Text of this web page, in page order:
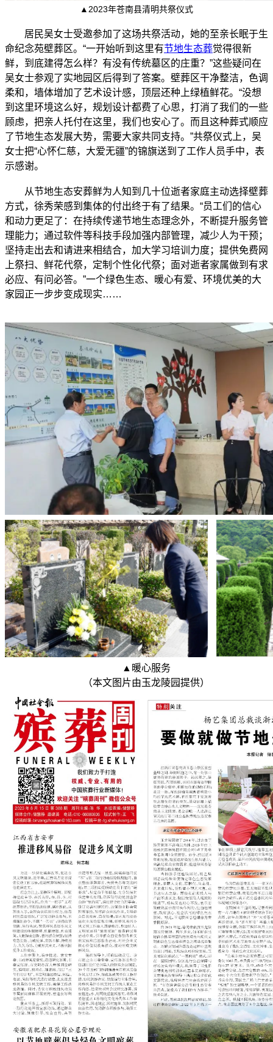
▲2023年苍南县清明共祭仪式
居民吴女士受邀参加了这场共祭活动，她的至亲长眠于生
命纪念苑壁葬区。“一开始听到这里有节地生态葬觉得很新
鲜，到底建得怎么样？有没有传统墓区的庄重？”这些疑问在
吴女士参观了实地园区后得到了答案。壁葬区干净整洁，色调
柔和，墙体增加了艺术设计感，顶层还种上绿植鲜花。“没想
到这里环境这么好，规划设计都费了心思，打消了我们的一些
顾虑，把亲人托付在这里，我们也安心了。而且这种葬式顺应
了节地生态发展大势，需要大家共同支持。”共祭仪式上，吴
女士把“心怀仁慈，大爱无疆”的锦旗送到了工作人员手中，表
示感谢。
从节地生态安葬鲜为人知到几十位逝者家庭主动选择壁葬
方式，徐秀荣感到集体的付出终于有了结果。“员工们的信心
和动力更足了：在持续传递节地生态理念外，不断提升服务管
理能力；通过软件等科技手段加强内部管理，减少人为干预；
坚持走出去和请进来相结合，加大学习培训力度；提供免费网
上祭扫、鲜花代祭，定制个性化代祭；面对逝者家属做到有求
必应、有问必答。”一个绿色生态、暖心有爱、环境优美的大
家园正一步步变成现实……
▲暖心服务
（本文图片由玉龙陵园提供）